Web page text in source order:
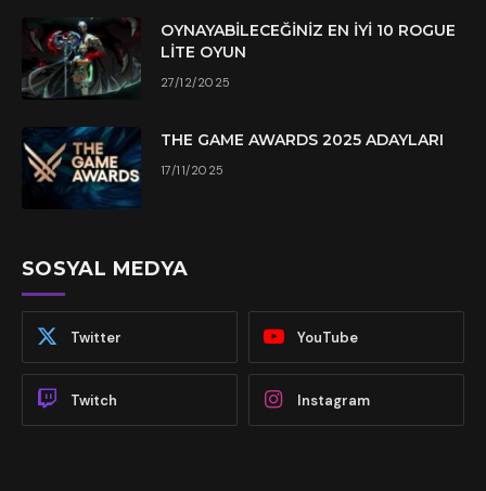
OYNAYABILECEĞINIZ EN İYI 10 ROGUE
LITE OYUN
27/12/2025
THE GAME AWARDS 2025 ADAYLARI
17/11/2025
SOSYAL MEDYA
Twitter YouTube
Twitch Instagram